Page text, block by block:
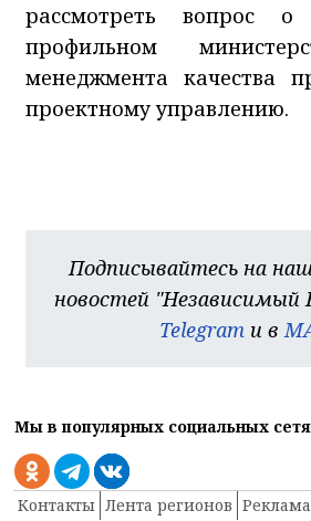
рассмотреть вопрос
профильном
менеджмента качества
проектному управлению.
Подписывайтесь на
новостей "Независимый
Telegram и в
Мы в популярных социальных
Контакты Лента регионов Реклама